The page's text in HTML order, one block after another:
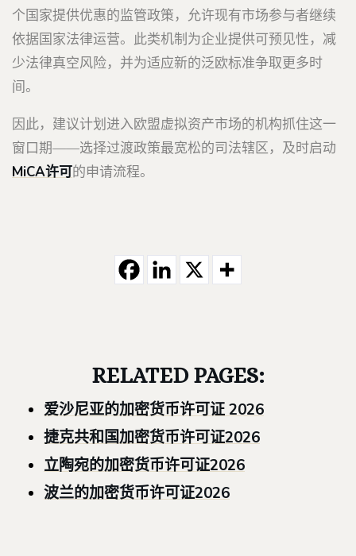
个国家提供优惠的监管政策，允许现有市场参与者继续
依据国家法律运营。此类机制为企业提供可预见性，减
少法律真空风险，并为适应新的泛欧标准争取更多时
间。
因此，建议计划进入欧盟虚拟资产市场的机构抓住这一
窗口期——选择过渡政策最宽松的司法辖区，及时启动
MiCA许可的申请流程。
RELATED PAGES:
爱沙尼亚的加密货币许可证 2026
捷克共和国加密货币许可证2026
立陶宛的加密货币许可证2026
波兰的加密货币许可证2026